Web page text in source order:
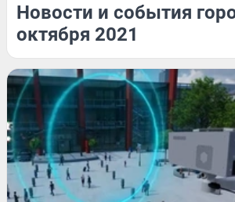
Новости и события
октября 2021